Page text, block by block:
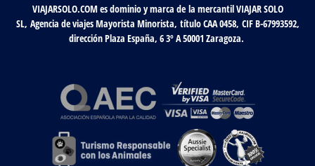
VIAJARSOLO.COM es dominio y marca de la mercantil VIAJAR SOLO
SL, Agencia de viajes Mayorista Minorista, título CAA 0458, CIF B-67993592,
dirección Plaza España, 6 3º A 50001 Zaragoza.